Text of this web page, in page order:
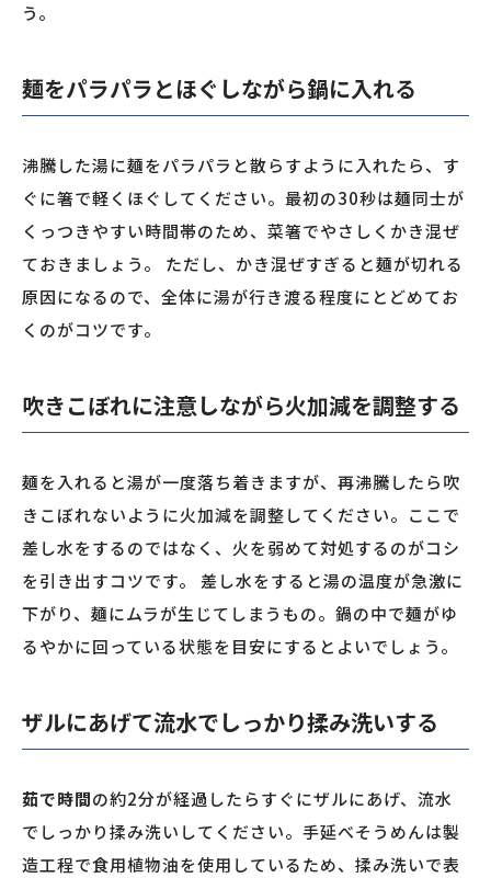
う。
麺をパラパラとほぐしながら鍋に入れる
沸騰した湯に麺をパラパラと散らすように入れたら、す
ぐに箸で軽くほぐしてください。最初の30秒は麺同士が
くっつきやすい時間帯のため、菜箸でやさしくかき混ぜ
ておきましょう。 ただし、かき混ぜすぎると麺が切れる
原因になるので、全体に湯が行き渡る程度にとどめてお
くのがコツです。
吹きこぼれに注意しながら火加減を調整する
麺を入れると湯が一度落ち着きますが、再沸騰したら吹
きこぼれないように火加減を調整してください。ここで
差し水をするのではなく、火を弱めて対処するのがコシ
を引き出すコツです。 差し水をすると湯の温度が急激に
下がり、麺にムラが生じてしまうもの。鍋の中で麺がゆ
るやかに回っている状態を目安にするとよいでしょう。
ザルにあげて流水でしっかり揉み洗いする
茹で時間の約2分が経過したらすぐにザルにあげ、流水
でしっかり揉み洗いしてください。手延べそうめんは製
造工程で食用植物油を使用しているため、揉み洗いで表